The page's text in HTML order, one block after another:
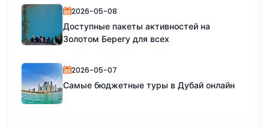
2026-05-08
Доступные пакеты активностей на
Золотом Берегу для всех
2026-05-07
Самые бюджетные туры в Дубай онлайн